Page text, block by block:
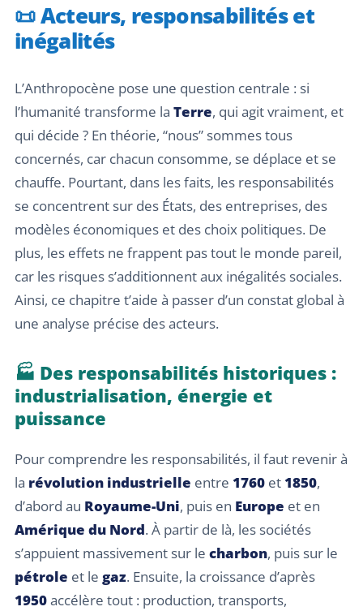
📜 Acteurs, responsabilités et
inégalités
L’Anthropocène pose une question centrale : si
l’humanité transforme la Terre, qui agit vraiment, et
qui décide ? En théorie, “nous” sommes tous
concernés, car chacun consomme, se déplace et se
chauffe. Pourtant, dans les faits, les responsabilités
se concentrent sur des États, des entreprises, des
modèles économiques et des choix politiques. De
plus, les effets ne frappent pas tout le monde pareil,
car les risques s’additionnent aux inégalités sociales.
Ainsi, ce chapitre t’aide à passer d’un constat global à
une analyse précise des acteurs.
🏭 Des responsabilités historiques :
industrialisation, énergie et
puissance
Pour comprendre les responsabilités, il faut revenir à
la révolution industrielle entre 1760 et 1850,
d’abord au Royaume-Uni, puis en Europe et en
Amérique du Nord. À partir de là, les sociétés
s’appuient massivement sur le charbon, puis sur le
pétrole et le gaz. Ensuite, la croissance d’après
1950accélère tout : production, transports,